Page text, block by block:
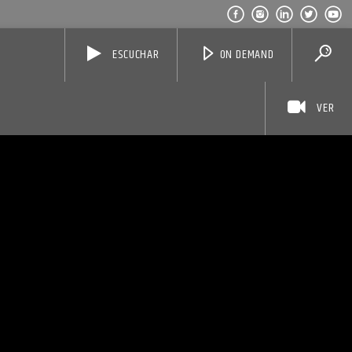
ON DEMAND
ESCUCHAR
VER